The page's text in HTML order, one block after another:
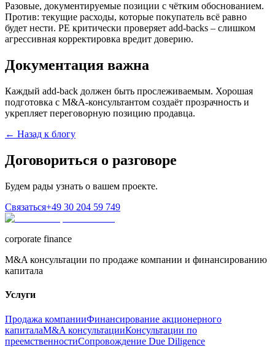
Разовые, документируемые позиции с чётким обоснованием.
Против: текущие расходы, которые покупатель всё равно
будет нести. PE критически проверяет add-backs – слишком
агрессивная корректировка вредит доверию.
Документация важна
Каждый add-back должен быть прослеживаемым. Хорошая
подготовка с M&A-консультантом создаёт прозрачность и
укрепляет переговорную позицию продавца.
← Назад к блогу
Договориться о разговоре
Будем рады узнать о вашем проекте.
Связаться+49 30 204 59 749
corporate finance
M&A консультации по продаже компании и финансированию
капитала
Услуги
Продажа компанииФинансирование акционерного
капиталаM&A консультацииКонсультации по
преемственностиСопровождение Due Diligence